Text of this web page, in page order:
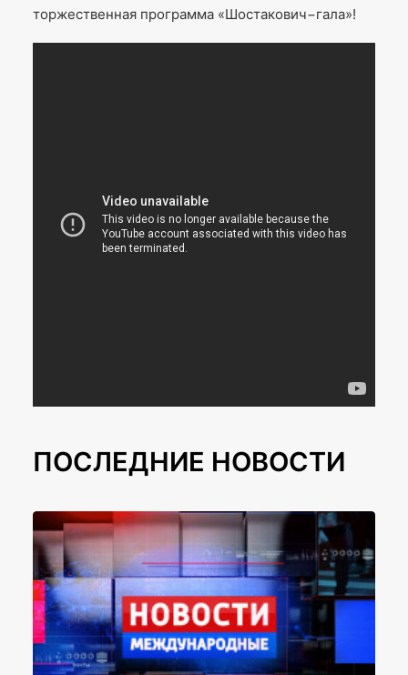
торжественная программа «Шостакович−гала»!
ПОСЛЕДНИЕ НОВОСТИ